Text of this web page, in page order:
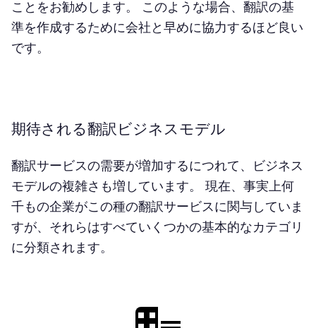
ことをお勧めします。 このような場合、翻訳の基
準を作成するために会社と早めに協力するほど良い
です。
期待される翻訳ビジネスモデル
翻訳サービスの需要が増加するにつれて、ビジネス
モデルの複雑さも増しています。 現在、事実上何
千もの企業がこの種の翻訳サービスに関与していま
すが、それらはすべていくつかの基本的なカテゴリ
に分類されます。